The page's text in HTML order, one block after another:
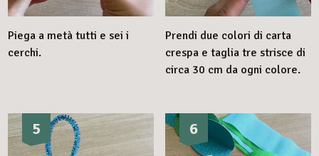
Piega a metà tutti e sei i
cerchi.
Prendi due colori di carta
crespa e taglia tre strisce di
circa 30 cm da ogni colore.
5 6